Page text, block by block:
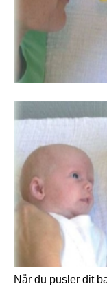
Når du pusler dit